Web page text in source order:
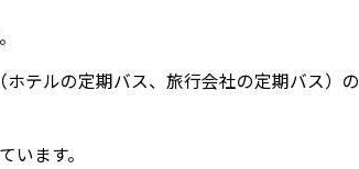
テルの定期バス、旅行会社の定期バス）の
ます。